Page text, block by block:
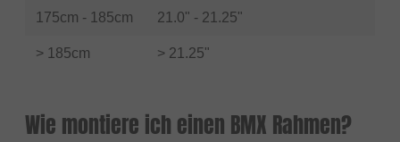
175cm - 185cm 21.0" - 21.25"
> 185cm > 21.25"
Wie montiere ich einen BMX Rahmen?